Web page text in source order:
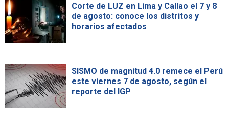
Corte de LUZ en Lima y Callao el 7 y 8
de agosto: conoce los distritos y
horarios afectados
SISMO de magnitud 4.0 remece el Perú
este viernes 7 de agosto, según el
reporte del IGP